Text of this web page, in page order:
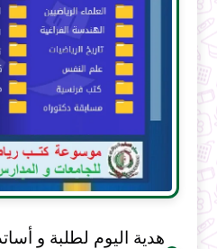
هدية اليوم لطلبة و